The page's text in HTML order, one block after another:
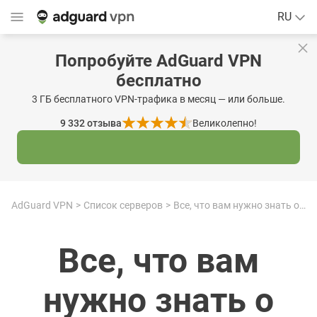
RU
Попробуйте AdGuard VPN
бесплатно
3 ГБ бесплатного VPN-трафика в месяц — или больше.
9 332отзыва Великолепно!
AdGuard VPN Список серверов Все, что вам нужно знать о вьетнамском VPN, IP-адресе и бесплатных VPN-сервисах
Все, что вам
нужно знать о